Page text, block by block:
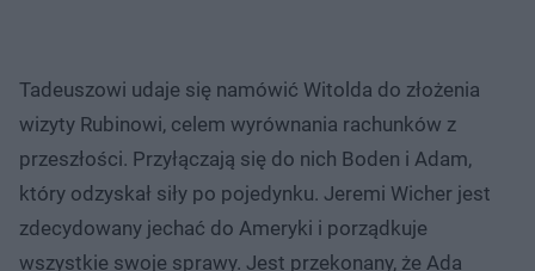
Tadeuszowi udaje się namówić Witolda do złożenia
wizyty Rubinowi, celem wyrównania rachunków z
przeszłości. Przyłączają się do nich Boden i Adam,
który odzyskał siły po pojedynku. Jeremi Wicher jest
zdecydowany jechać do Ameryki i porządkuje
wszystkie swoje sprawy. Jest przekonany, że Ada